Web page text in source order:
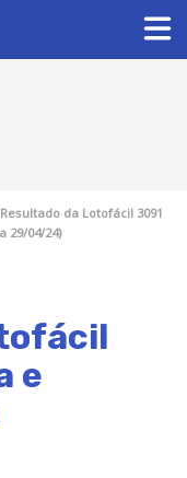
Resultado da Lotofácil 3091
29/04/24)
e